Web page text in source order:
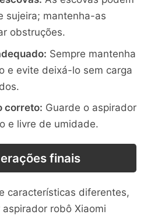
sujeira; mantenha-as
obstruções.
Sempre mantenha
e evite deixá-lo sem carga
correto: Guarde o aspirador
e livre de umidade.
finais
características diferentes,
robô Xiaomi